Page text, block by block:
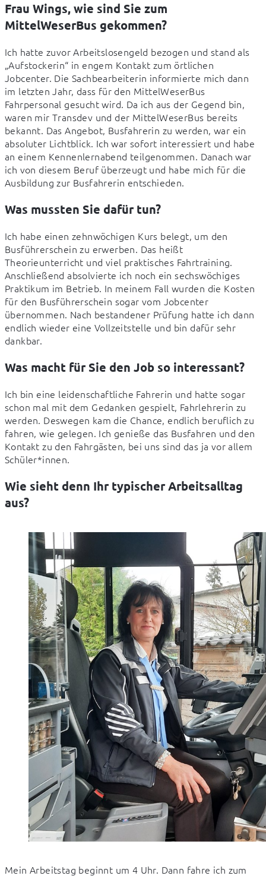
Frau Wings, wie sind Sie zum
MittelWeserBus gekommen?
Ich hatte zuvor Arbeitslosengeld bezogen und stand als
„Aufstockerin“ in engem Kontakt zum örtlichen
Jobcenter. Die Sachbearbeiterin informierte mich dann
im letzten Jahr, dass für den MittelWeserBus
Fahrpersonal gesucht wird. Da ich aus der Gegend bin,
waren mir Transdev und der MittelWeserBus bereits
bekannt. Das Angebot, Busfahrerin zu werden, war ein
absoluter Lichtblick. Ich war sofort interessiert und habe
an einem Kennenlernabend teilgenommen. Danach war
ich von diesem Beruf überzeugt und habe mich für die
Ausbildung zur Busfahrerin entschieden.
Was mussten Sie dafür tun?
Ich habe einen zehnwöchigen Kurs belegt, um den
Busführerschein zu erwerben. Das heißt
Theorieunterricht und viel praktisches Fahrtraining.
Anschließend absolvierte ich noch ein sechswöchiges
Praktikum im Betrieb. In meinem Fall wurden die Kosten
für den Busführerschein sogar vom Jobcenter
übernommen. Nach bestandener Prüfung hatte ich dann
endlich wieder eine Vollzeitstelle und bin dafür sehr
dankbar.
Was macht für Sie den Job so interessant?
Ich bin eine leidenschaftliche Fahrerin und hatte sogar
schon mal mit dem Gedanken gespielt, Fahrlehrerin zu
werden. Deswegen kam die Chance, endlich beruflich zu
fahren, wie gelegen. Ich genieße das Busfahren und den
Kontakt zu den Fahrgästen, bei uns sind das ja vor allem
Schüler*innen.
Wie sieht denn Ihr typischer Arbeitsalltag
aus?
Mein Arbeitstag beginnt um 4 Uhr. Dann fahre ich zum